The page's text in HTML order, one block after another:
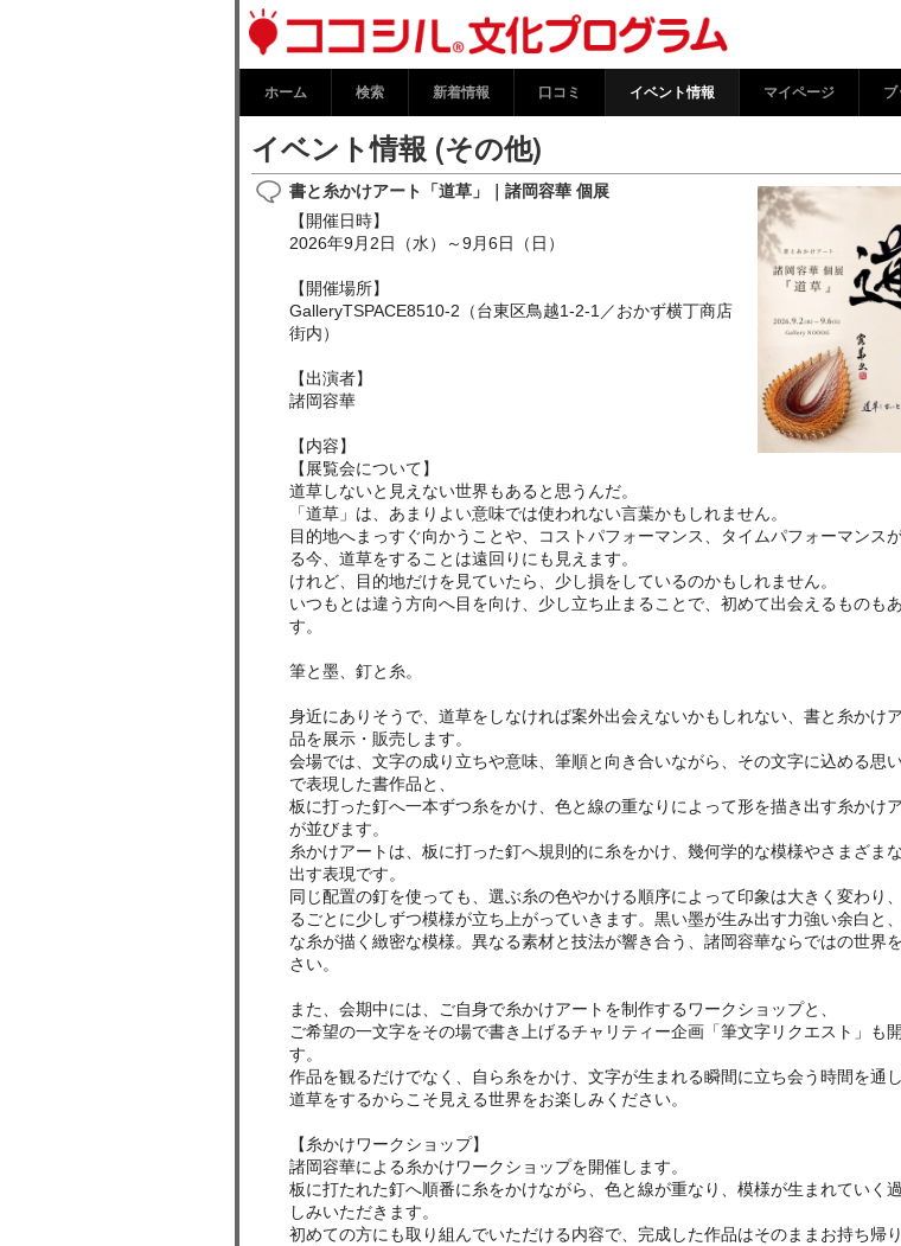
イベント情報 (その他) | 文化情報
ーム
ホーム 検索 新着情報 口コミ イベント情報 マイページ ブ
イベント情報 (その他)
書と糸かけアート「道草」｜諸岡容華 個展
【開催日時】
2026年9月2日（水）～9月6日（日）
【開催場所】
GalleryTSPACE8510-2（台東区鳥越1-2-1／おかず横丁商店
街内）
【出演者】
諸岡容華
【内容】
【展覧会について】
道草しないと見えない世界もあると思うんだ。
「道草」は、あまりよい意味では使われない言葉かもしれません。
目的地へまっすぐ向かうことや、コストパフォーマンス、タイムパフォーマンス
る今、道草をすることは遠回りにも見えます。
けれど、目的地だけを見ていたら、少し損をしているのかもしれません。
いつもとは違う方向へ目を向け、少し立ち止まることで、初めて出会えるものも
す。
筆と墨、釘と糸。
身近にありそうで、道草をしなければ案外出会えないかもしれない、書と糸かけ
品を展示・販売します。
会場では、文字の成り立ちや意味、筆順と向き合いながら、その文字に込める思
で表現した書作品と、
板に打った釘へ一本ずつ糸をかけ、色と線の重なりによって形を描き出す糸かけ
が並びます。
糸かけアートは、板に打った釘へ規則的に糸をかけ、幾何学的な模様やさまざま
出す表現です。
同じ配置の釘を使っても、選ぶ糸の色やかける順序によって印象は大きく変わり
るごとに少しずつ模様が立ち上がっていきます。黒い墨が生み出す力強い余白と
な糸が描く緻密な模様。異なる素材と技法が響き合う、諸岡容華ならではの世界
さい。
また、会期中には、ご自身で糸かけアートを制作するワークショップと、
ご希望の一文字をその場で書き上げるチャリティー企画「筆文字リクエスト」も
す。
作品を観るだけでなく、自ら糸をかけ、文字が生まれる瞬間に立ち会う時間を通し
道草をするからこそ見える世界をお楽しみください。
【糸かけワークショップ】
諸岡容華による糸かけワークショップを開催します。
板に打たれた釘へ順番に糸をかけながら、色と線が重なり、模様が生まれていく
しみいただきます。
初めての方にも取り組んでいただける内容で、完成した作品はそのままお持ち帰